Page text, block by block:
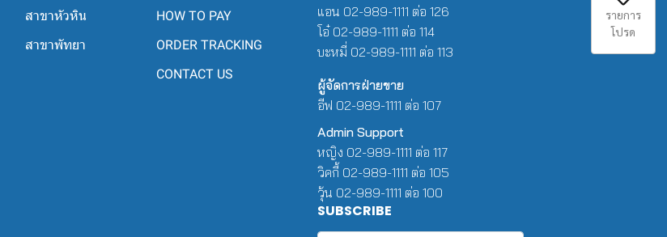
สาขาหัวหิน
สาขาพัทยา
HOW TO PAY
ORDER TRACKING
CONTACT US
แอน 02-989-1111 ต่อ 126
โอ๋ 02-989-1111 ต่อ 114
บะหมี่ 02-989-1111 ต่อ 113
ผู้จัดการฝ่ายขาย
อีฟ 02-989-1111 ต่อ 107
Admin Support
หญิง 02-989-1111 ต่อ 117
วิคกี้ 02-989-1111 ต่อ 105
วุ้น 02-989-1111 ต่อ 100
SUBSCRIBE
รายการ
โปรด